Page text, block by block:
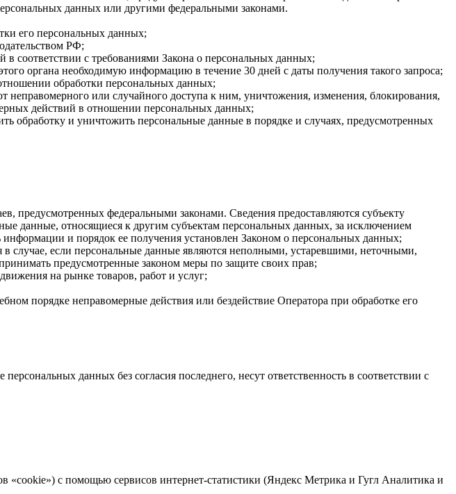
данных или другими федеральными законами.
его персональных данных;
РФ;
соответствии с требованиями Закона о персональных данных;
органа необходимую информацию в течение 30 дней с даты получения такого запроса;
обработки персональных данных;
или случайного доступа к ним, уничтожения, изменения, блокирования,
действий в отношении персональных данных;
обработку и уничтожить персональные данные в порядке и случаях, предусмотренных
предусмотренных федеральными законами. Сведения предоставляются субъекту
данные, относящиеся к другим субъектам персональных данных, за исключением
и порядок ее получения установлен Законом о персональных данных;
случае, если персональные данные являются неполными, устаревшими, неточными,
предусмотренные законом меры по защите своих прав;
на рынке товаров, работ и услуг;
порядке неправомерные действия или бездействие Оператора при обработке его
данных без согласия последнего, несут ответственность в соответствии с
«cookie») с помощью сервисов интернет-статистики (Яндекс Метрика и Гугл Аналитика и